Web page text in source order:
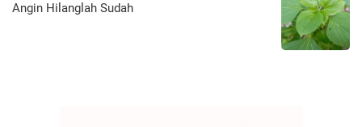
Angin Hilanglah Sudah